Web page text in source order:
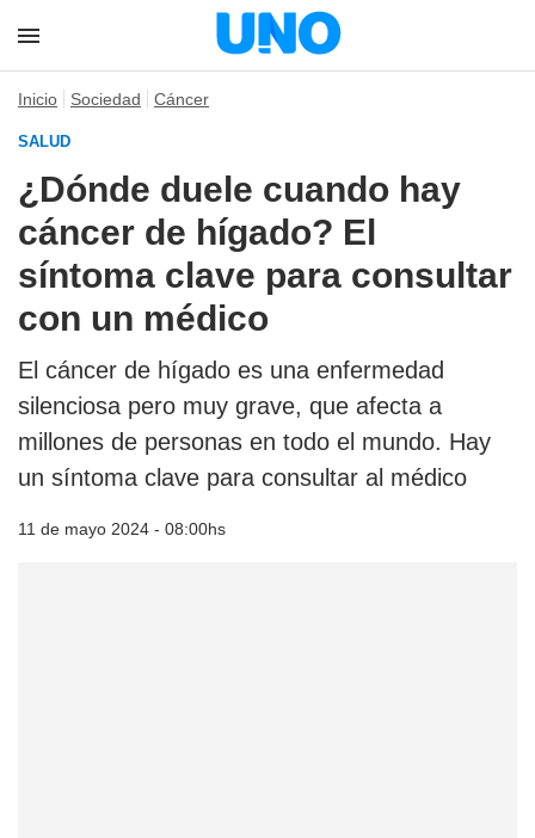
Inicio Sociedad Cáncer
SALUD
¿Dónde duele cuando hay
cáncer de hígado? El
síntoma clave para consultar
con un médico
El cáncer de hígado es una enfermedad
silenciosa pero muy grave, que afecta a
millones de personas en todo el mundo. Hay
un síntoma clave para consultar al médico
11 de mayo 2024 - 08:00hs